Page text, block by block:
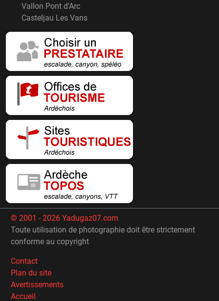
Vallon Pont d'Arc
Casteljau Les Vans
© 2001 - 2026 Yadugaz07.com
Toute utilisation de photographie doit être strictement
conforme au copyright
Contact
Plan du site
Avertissements
Accueil